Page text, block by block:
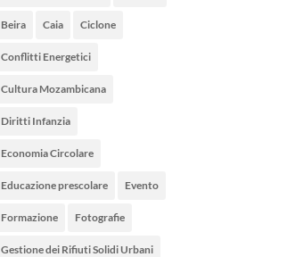
Beira Caia Ciclone
Conflitti Energetici
Cultura Mozambicana
Diritti Infanzia
Economia Circolare
Educazione prescolare Evento
Formazione Fotografie
Gestione dei Rifiuti Solidi Urbani